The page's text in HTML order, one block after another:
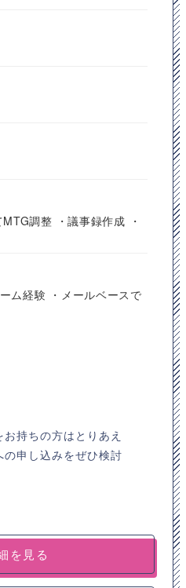
調整 ・議事録作成 ・
ム経験 ・メールベースで
持ちの方はとりあえ
申し込みをぜひ検討
を見る